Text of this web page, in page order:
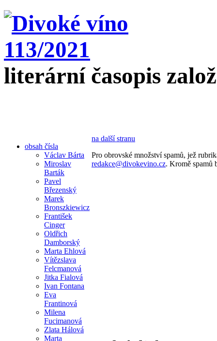
literární časopis
obsah čísla
Václav Bárta
Miroslav
Barták
Pavel
Březenský
Marek
Bronszkiewicz
František
Cinger
Oldřich
Damborský
Marta Ehlová
Vítězslava
Felcmanová
Jitka Fialová
Ivan Fontana
Eva
Frantinová
Milena
Fucimanová
Zlata Hálová
Marta
na další stranu
Pro obrovské množství spamů, jež
redakce@divokevino.cz. Kromě spamů